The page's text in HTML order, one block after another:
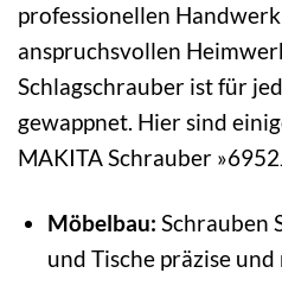
professionellen
anspruchsvollen
Schlagschrauber ist für
gewappnet. Hier sind
MAKITA Schrauber
Möbelbau: Schrauben
und Tische präzise